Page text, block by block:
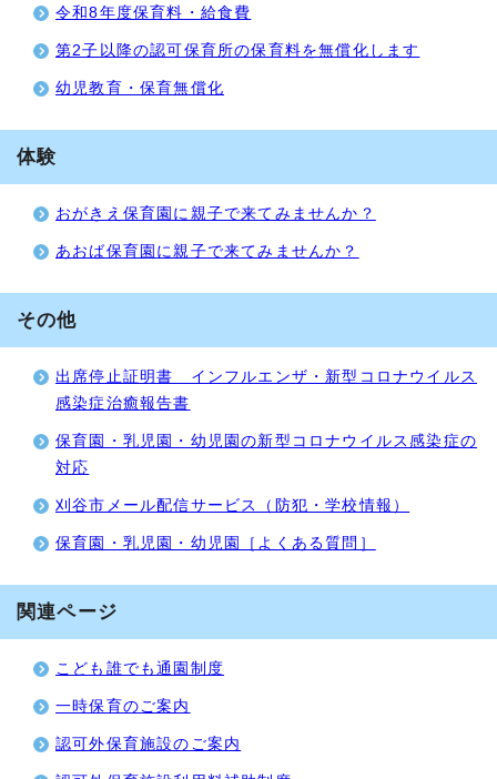
令和8年度保育料・給食費
第2子以降の認可保育所の保育料を無償化します
幼児教育・保育無償化
体験
おがきえ保育園に親子で来てみませんか？
あおば保育園に親子で来てみませんか？
その他
出席停止証明書 インフルエンザ・新型コロナウイルス
感染症治癒報告書
保育園・乳児園・幼児園の新型コロナウイルス感染症の
対応
刈谷市メール配信サービス（防犯・学校情報）
保育園・乳児園・幼児園［よくある質問］
関連ページ
こども誰でも通園制度
一時保育のご案内
認可外保育施設のご案内